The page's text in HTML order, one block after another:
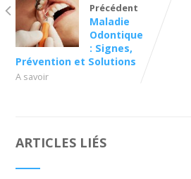
Précédent
Maladie
Odontique
: Signes,
Prévention et Solutions
A savoir
ARTICLES LIÉS